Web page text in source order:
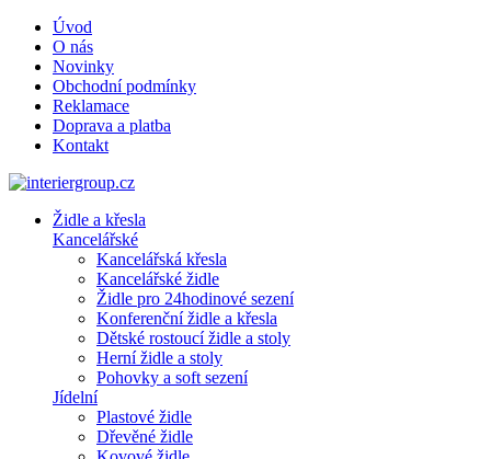
Úvod
O nás
Novinky
Obchodní podmínky
Reklamace
Doprava a platba
Kontakt
Židle a křesla
Kancelářské
Kancelářská křesla
Kancelářské židle
Židle pro 24hodinové sezení
Konferenční židle a křesla
Dětské rostoucí židle a stoly
Herní židle a stoly
Pohovky a soft sezení
Jídelní
Plastové židle
Dřevěné židle